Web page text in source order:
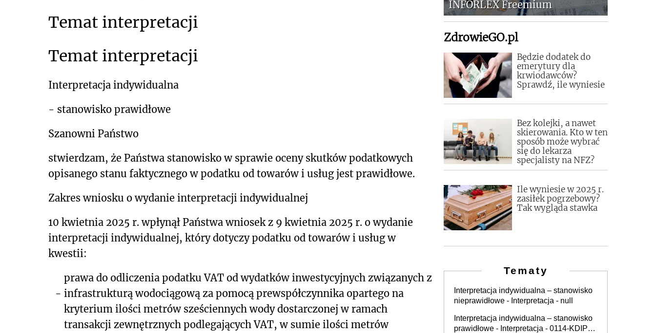
Temat interpretacji
Temat interpretacji
Interpretacja indywidualna
- stanowisko prawidłowe
Szanowni Państwo
stwierdzam, że Państwa stanowisko w sprawie oceny skutków podatkowych
opisanego stanu faktycznego w podatku od towarów i usług jest prawidłowe.
Zakres wniosku o wydanie interpretacji indywidualnej
10 kwietnia 2025 r. wpłynął Państwa wniosek z 9 kwietnia 2025 r. o wydanie
interpretacji indywidualnej, który dotyczy podatku od towarów i usług w
kwestii:
-
prawa do odliczenia podatku VAT od wydatków inwestycyjnych związanych z
infrastrukturą wodociągową za pomocą prewspółczynnika opartego na
kryterium ilości metrów sześciennych wody dostarczonej w ramach
transakcji zewnętrznych podlegających VAT, w sumie ilości metrów
INFORLEX Freemium
ZdrowieGO.pl
Będzie dodatek do
emerytury dla
krwiodawców?
Sprawdź, ile wyniesie
Bez kolejki, a nawet
skierowania. Kto w ten
sposób może wybrać
się do lekarza
specjalisty na NFZ?
Ile wyniesie w 2025 r.
zasiłek pogrzebowy?
Tak wygląda stawka
Tematy
Interpretacja indywidualna – stanowisko
nieprawidłowe - Interpretacja - null
Interpretacja indywidualna – stanowisko
prawidłowe - Interpretacja - 0114-KDIP4-